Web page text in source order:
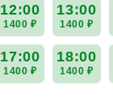
12:00
1400 ₽
13:00
1400 ₽
17:00
1400 ₽
18:00
1400 ₽